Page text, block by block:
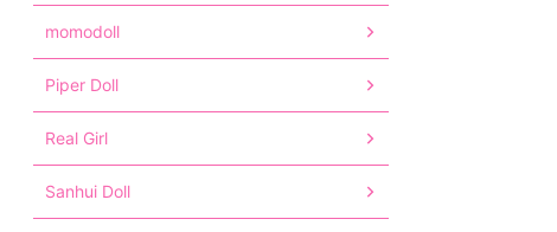
momodoll
Piper Doll
Real Girl
Sanhui Doll